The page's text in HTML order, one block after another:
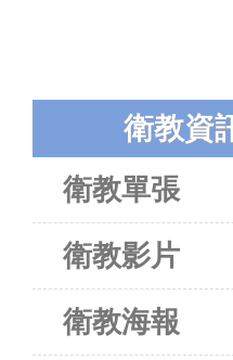
衛教資
衛教單張
衛教影片
衛教海報